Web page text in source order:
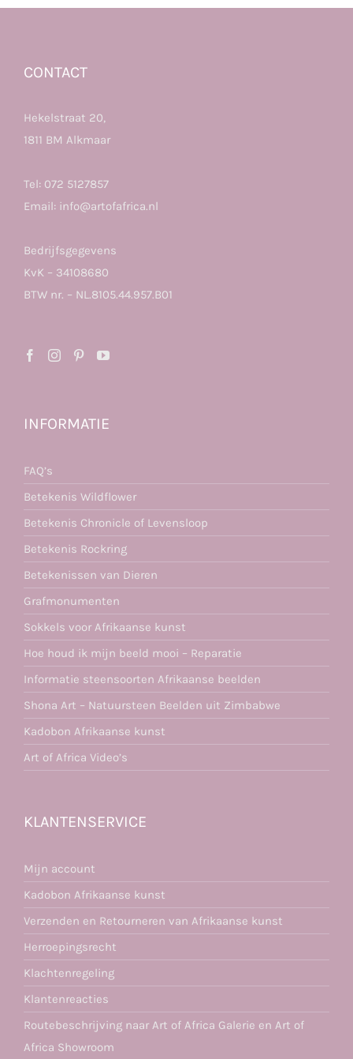
CONTACT
Hekelstraat 20,
1811 BM Alkmaar
Tel: 072 5127857
Email: info@artofafrica.nl
Bedrijfsgegevens
KvK – 34108680
BTW nr. – NL.8105.44.957.B01
INFORMATIE
FAQ’s
Betekenis Wildflower
Betekenis Chronicle of Levensloop
Betekenis Rockring
Betekenissen van Dieren
Grafmonumenten
Sokkels voor Afrikaanse kunst
Hoe houd ik mijn beeld mooi – Reparatie
Informatie steensoorten Afrikaanse beelden
Shona Art – Natuursteen Beelden uit Zimbabwe
Kadobon Afrikaanse kunst
Art of Africa Video’s
KLANTENSERVICE
Mijn account
Kadobon Afrikaanse kunst
Verzenden en Retourneren van Afrikaanse kunst
Herroepingsrecht
Klachtenregeling
Klantenreacties
Routebeschrijving naar Art of Africa Galerie en Art of
Africa Showroom